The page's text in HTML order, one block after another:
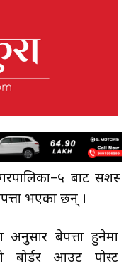
बाट सशस्त्र
भएका छन् ।
अनुसार बेपत्ता हुनेमा
बोर्डर आउट पोस्ट